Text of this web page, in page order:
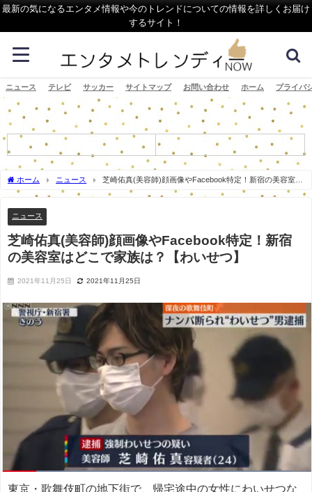
最新の気になるエンタメ情報や今のトレンドについての情報を詳しくお届け
するサイト！
ニュース テレビ サッカー サイトマップ お問い合わせ ホーム プライバ
ホーム ニュース
芝崎佑真(美容師)顔画像やFacebook特定！新宿の美容室は
どこで家族は？【わいせつ】
ニュース
芝崎佑真(美容師)顔画像やFacebook特定！新宿
の美容室はどこで家族は？【わいせつ】
2021年11月25日 2021年11月25日
東京・歌舞伎町の地下街で、帰宅途中の女性にわいせつな